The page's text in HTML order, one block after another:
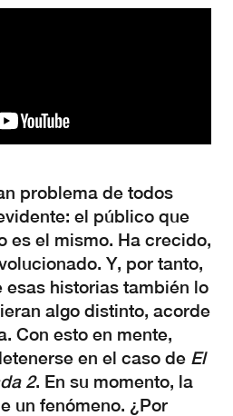
problema de todos
el público que
es el mismo. Ha crecido,
Y, por tanto,
historias también lo
algo distinto, acorde
Con esto en mente,
en el caso de El
2. En su momento, la
un fenómeno. ¿Por